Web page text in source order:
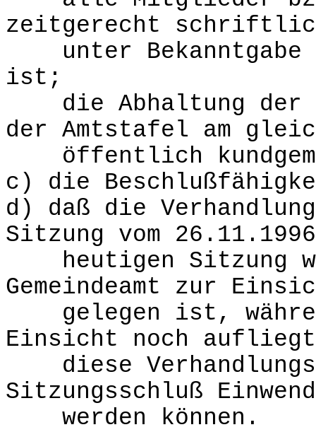
zeitgerecht schriftlich
unter Bekanntgabe
ist;
die Abhaltung der
der Amtstafel am
öffentlich
c) die
d) daß die
Sitzung vom
heutigen Sitzung
Gemeindeamt zur
gelegen ist,
Einsicht noch aufliegt
diese
Sitzungsschluß
werden können.